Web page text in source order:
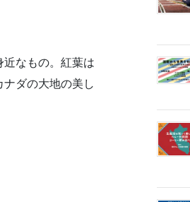
近なもの。紅葉は
ダの大地の美し